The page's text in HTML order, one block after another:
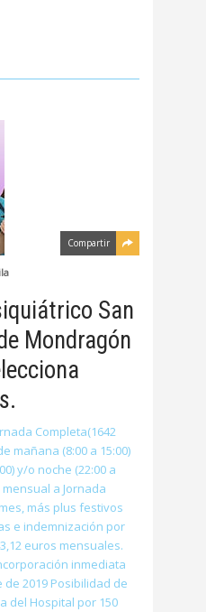
Compartir
San
Mondragón
Completa(1642
mañana (8:00 a 15:00)
y/o noche (22:00 a
a Jornada
más plus festivos
e indemnización por
euros mensuales.
inmediata
2019 Posibilidad de
del Hospital por 150